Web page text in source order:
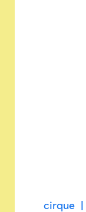
cirque